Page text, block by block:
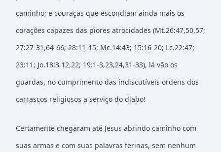
caminho; e couraças que escondiam ainda mais os
corações capazes das piores atrocidades (Mt.26:47,50,57;
27:27-31,64-66; 28:11-15; Mc.14:43; 15:16-20; Lc.22:47;
23:11; Jo.18:3,12,22; 19:1-3,23,24,31-33), lá vão os
guardas, no cumprimento das indiscutíveis ordens dos
carrascos religiosos a serviço do diabo!
Certamente chegaram até Jesus abrindo caminho com
suas armas e com suas palavras ferinas, sem nenhum